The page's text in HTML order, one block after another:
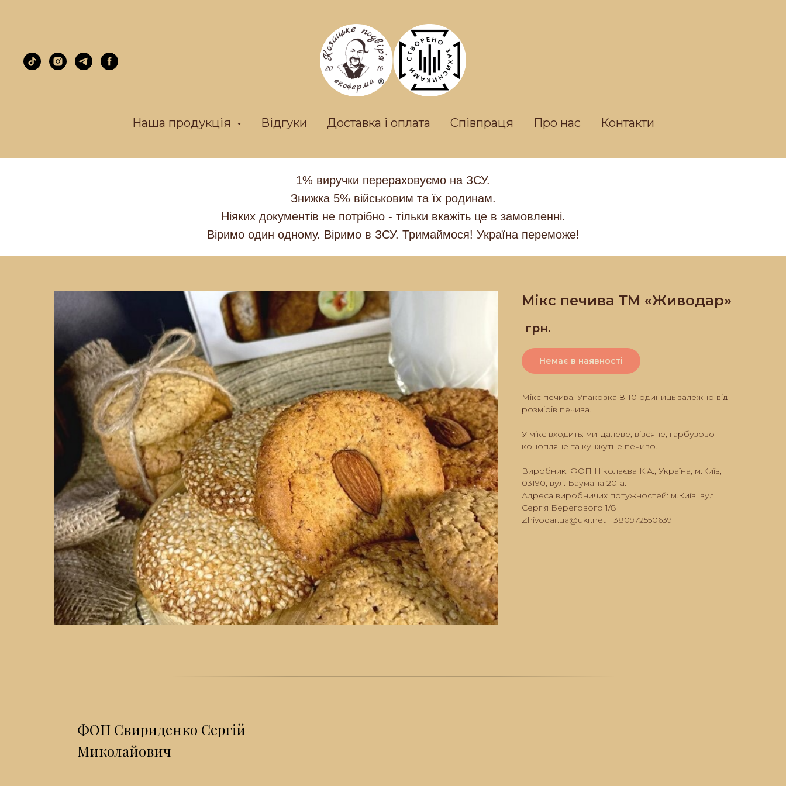
Наша продукція Відгуки Доставка і оплата Співпраця Про нас Контакти
1% виручки перераховуємо на ЗСУ.
Знижка 5% військовим та їх родинам.
Ніяких документів не потрібно - тільки вкажіть це в замовленні.
Віримо один одному. Віримо в ЗСУ. Тримаймося! Україна переможе!
Мікс печива ТМ «Живодар»
грн.
Немає в наявності
Мікс печива. Упаковка 8-10 одиниць залежно від
розмірів печива.
У мікс входить: мигдалеве, вівсяне, гарбузово-
конопляне та кунжутне печиво.
Виробник: ФОП Ніколаєва К.А., Україна, м.Київ,
03190, вул. Баумана 20-а.
Адреса виробничих потужностей: м.Київ, вул.
Сергія Берегового 1/8
Zhivodar.ua@ukr.net +380972550639
ФОП Свириденко Сергій
Миколайович